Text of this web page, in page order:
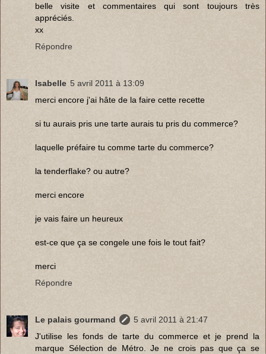
belle visite et commentaires qui sont toujours très
appréciés.
xx
Répondre
Isabelle 5 avril 2011 à 13:09
merci encore j'ai hâte de la faire cette recette
si tu aurais pris une tarte aurais tu pris du commerce?
laquelle préfaire tu comme tarte du commerce?
la tenderflake? ou autre?
merci encore
je vais faire un heureux
est-ce que ça se congele une fois le tout fait?
merci
Répondre
Le palais gourmand
5 avril 2011 à 21:47
J'utilise les fonds de tarte du commerce et je prend la
marque Sélection de Métro. Je ne crois pas que ça se